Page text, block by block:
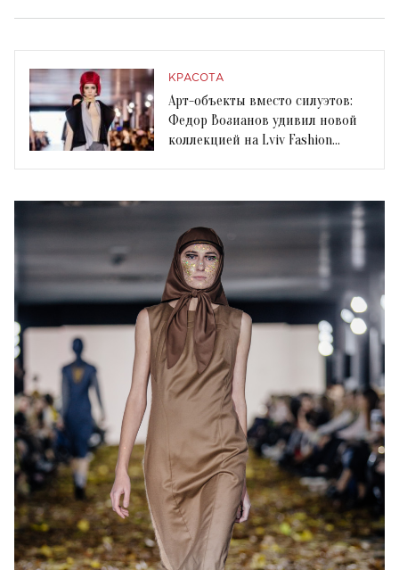
КРАСОТА
Арт-объекты вместо силуэтов:
Федор Возианов удивил новой
коллекцией на Lviv Fashion